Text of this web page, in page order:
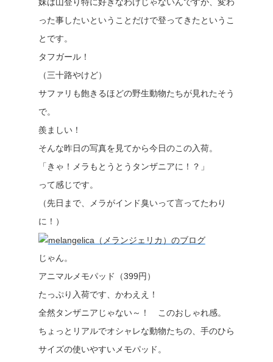
った事したいということだけで登ってきたというこ
とです。
タフガール！
（三十路やけど）
サファリも飽きるほどの野生動物たちが見れたそう
で。
羨ましい！
そんな昨日の写真を見てから今日のこの入荷。
「きゃ！メラもとうとうタンザニアに！？」
って感じです。
（先日まで、メラがインド臭いって言ってたわり
に！）
じゃん。
アニマルメモパッド（399円）
たっぷり入荷です、かわええ！
全然タンザニアじゃない～！ このおしゃれ感。
ちょっとリアルでオシャレな動物たちの、手のひら
サイズの使いやすいメモパッド。